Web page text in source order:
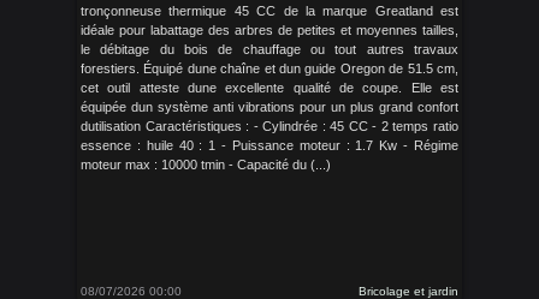
tronçonneuse thermique 45 CC de la marque Greatland est
idéale pour labattage des arbres de petites et moyennes tailles,
le débitage du bois de chauffage ou tout autres travaux
forestiers. Équipé dune chaîne et dun guide Oregon de 51.5 cm,
cet outil atteste dune excellente qualité de coupe. Elle est
équipée dun système anti vibrations pour un plus grand confort
dutilisation Caractéristiques : - Cylindrée : 45 CC - 2 temps ratio
essence : huile 40 : 1 - Puissance moteur : 1.7 Kw - Régime
moteur max : 10000 tmin - Capacité du (...)
08/07/2026 00:00 Bricolage et jardin